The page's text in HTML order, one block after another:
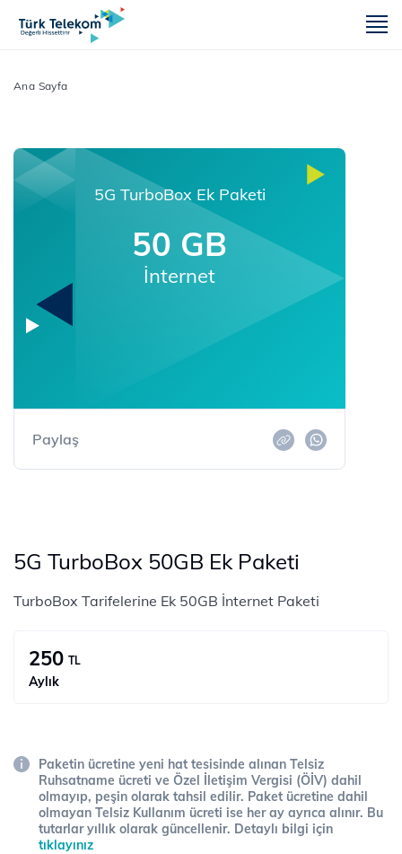
Ana Sayfa
5G TurboBox Ek Paketi
50 GB
İnternet
Paylaş
5G TurboBox 50GB Ek Paketi
TurboBox Tarifelerine Ek 50GB İnternet Paketi
250 TL
Aylık
Paketin ücretine yeni hat tesisinde alınan Telsiz
Ruhsatname ücreti ve Özel İletişim Vergisi (ÖİV) dahil
olmayıp, peşin olarak tahsil edilir. Paket ücretine dahil
olmayan Telsiz Kullanım ücreti ise her ay ayrıca alınır. Bu
tutarlar yıllık olarak güncellenir. Detaylı bilgi için
tıklayınız